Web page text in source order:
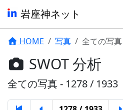
岩座神ネット
HOME 写真 全ての写真
SWOT 分析
全ての写真 - 1278 / 1933